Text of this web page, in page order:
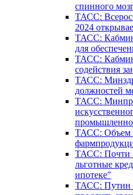
спинного
ТАСС:
2024
ТАСС: Кабмин
для
ТАСС:
содействия
ТАСС:
должностей
ТАСС:
ТАСС: Объем
ТАСС: Почти
льготные
ипотеке"
ТАСС: Путин